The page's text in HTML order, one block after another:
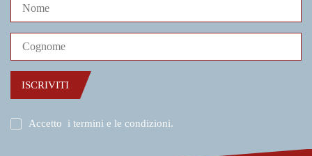
ISCRIVITI
Accetto i termini e le condizioni.